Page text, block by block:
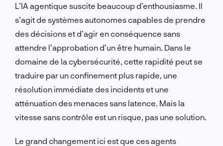
L’IA agentique suscite beaucoup d’enthousiasme. Il
s’agit de systèmes autonomes capables de prendre
des décisions et d’agir en conséquence sans
attendre l’approbation d’un être humain. Dans le
domaine de la cybersécurité, cette rapidité peut se
traduire par un confinement plus rapide, une
résolution immédiate des incidents et une
atténuation des menaces sans latence. Mais la
vitesse sans contrôle est un risque, pas une solution.
Le grand changement ici est que ces agents